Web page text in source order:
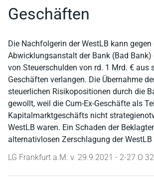
Geschäften
Die Nachfolgerin der WestLB kann gegen
Abwicklungsanstalt der Bank (Bad Bank)
von Steuerschulden von rd. 1 Mrd. € aus
Geschäften verlangen. Die Übernahme
steuerlichen Risikopositionen durch die
gewollt, weil die Cum-Ex-Geschäfte als
Kapitalmarktgeschäfts nicht
WestLB waren. Ein Schaden der
alternativlosen Zerschlagung der
LG Frankfurt a.M. v. 29.9.2021 - 2-27 O